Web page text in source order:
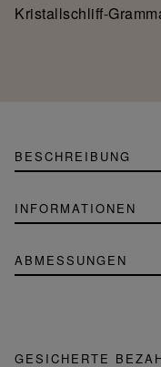
Kristallschliff-
BESCHREIBUNG
INFORMATIONEN
ABMESSUNGEN
GESICHERTE